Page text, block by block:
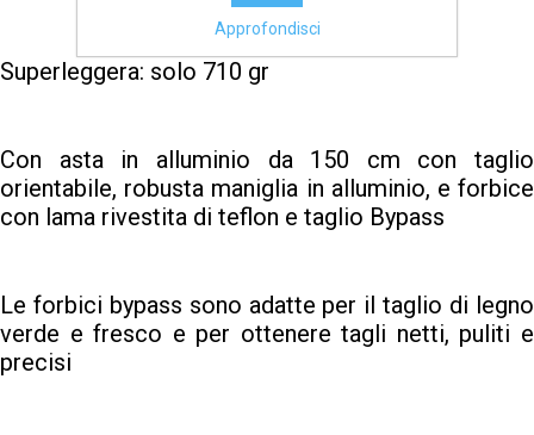
Superleggera: solo 710 gr
Con asta in alluminio da 150 cm con taglio
orientabile, robusta maniglia in alluminio, e forbice
con lama rivestita di teflon e taglio Bypass
Le forbici bypass sono adatte per il taglio di legno
verde e fresco e per ottenere tagli netti, puliti e
precisi
Approfondisci